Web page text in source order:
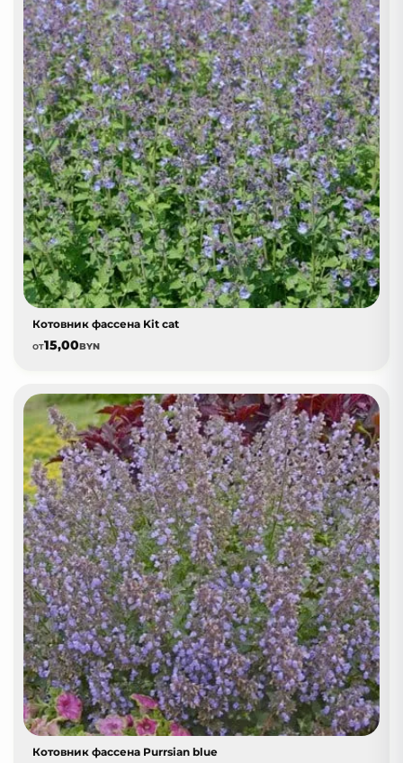
Котовник фассена Kit cat
от15,00BYN
Котовник фассена Purrsian blue